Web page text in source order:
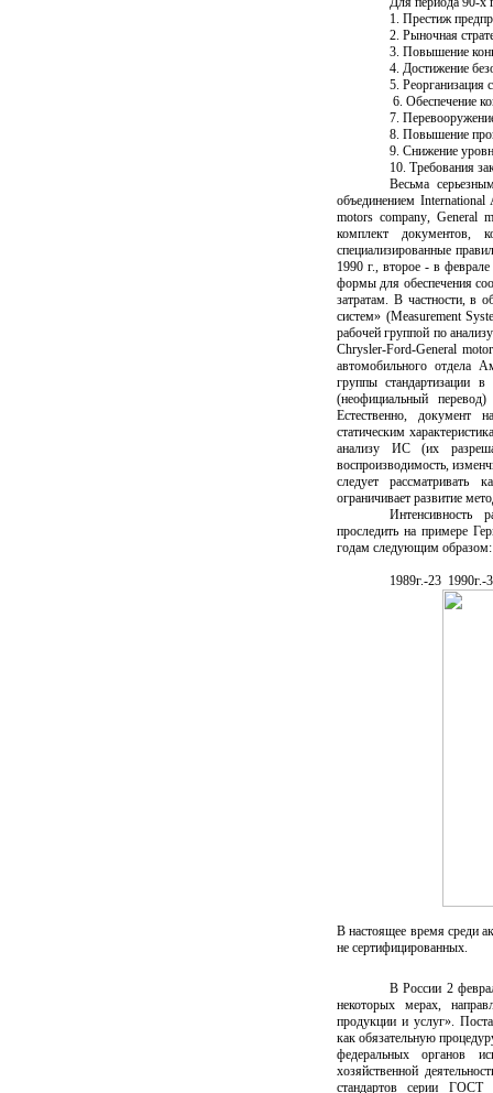
1. Престиж
2. Рыночная
3. Повышение
4. Достижение
5. Реорганизация
6. Обеспечение
7.
8. Повышение
9. Снижение
10. Требования
Весьма
объединением International
motors company, General
комплект
специализированные
1990 г., второе - в
формы для обеспечения
затратам. В частности, в
систем» (Measurement
рабочей группой по
Chrysler-Ford-General
автомобильного отдела
группы стандартизации
(неофициальный
Естественно, документ
статическим
анализу ИС (их
воспроизводимость,
следует рассматривать
ограничивает развитие
Интенсивность
проследить на примере
годам следующим образом:
1989г.-23
В настоящее время среди
не сертифицированных.
В России 2
некоторых мерах,
продукции и услуг».
как обязательную
федеральных органов
хозяйственной
стандартов серии